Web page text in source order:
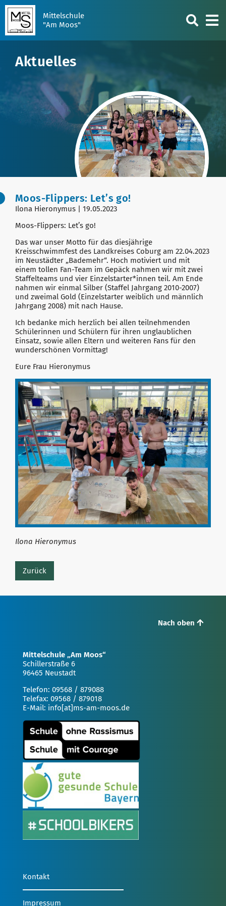
Mittelschule
"Am Moos"
Aktuelles
Moos-Flippers: Let’s go!
Ilona Hieronymus | 19.05.2023
Moos-Flippers: Let’s go!
Das war unser Motto für das diesjährige
Kreisschwimmfest des Landkreises Coburg am 22.04.2023
im Neustädter „Bademehr“. Hoch motiviert und mit
einem tollen Fan-Team im Gepäck nahmen wir mit zwei
Staffelteams und vier Einzelstarter*innen teil. Am Ende
nahmen wir einmal Silber (Staffel Jahrgang 2010-2007)
und zweimal Gold (Einzelstarter weiblich und männlich
Jahrgang 2008) mit nach Hause.
Ich bedanke mich herzlich bei allen teilnehmenden
Schülerinnen und Schülern für ihren unglaublichen
Einsatz, sowie allen Eltern und weiteren Fans für den
wunderschönen Vormittag!
Eure Frau Hieronymus
Ilona Hieronymus
Zurück
Nach oben
Mittelschule „Am Moos“
Schillerstraße 6
96465 Neustadt
Telefon: 09568 / 879088
Telefax: 09568 / 879018
E-Mail: info[at]ms-am-moos.de
Kontakt
Impressum